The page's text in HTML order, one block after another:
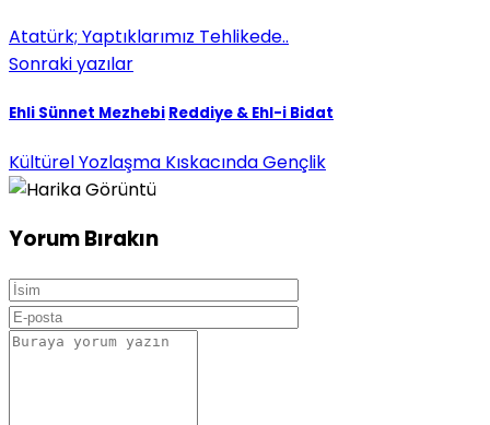
Atatürk; Yaptıklarımız Tehlikede..
Sonraki yazılar
Ehli Sünnet Mezhebi Reddiye & Ehl-i Bidat
Kültürel Yozlaşma Kıskacında Gençlik
Yorum Bırakın